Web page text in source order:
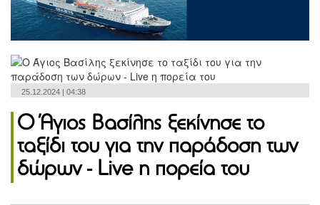
25.12.2024 | 04:38
Ο Άγιος Βασίλης ξεκίνησε το
ταξίδι του για την παράδοση των
δώρων - Live η πορεία του